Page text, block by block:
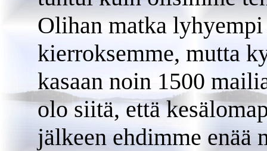
Olihan matka
kierroksemme, mutta
kasaan noin 1500
olo siitä, että
jälkeen ehdimme enää